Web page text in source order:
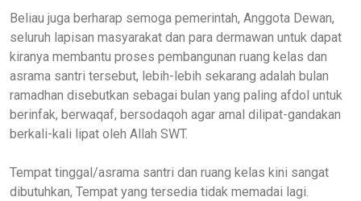
Beliau juga berharap semoga pemerintah, Anggota Dewan,
seluruh lapisan masyarakat dan para dermawan untuk dapat
kiranya membantu proses pembangunan ruang kelas dan
asrama santri tersebut, lebih-lebih sekarang adalah bulan
ramadhan disebutkan sebagai bulan yang paling afdol untuk
berinfak, berwaqaf, bersodaqoh agar amal dilipat-gandakan
berkali-kali lipat oleh Allah SWT.
Tempat tinggal/asrama santri dan ruang kelas kini sangat
dibutuhkan, Tempat yang tersedia tidak memadai lagi.